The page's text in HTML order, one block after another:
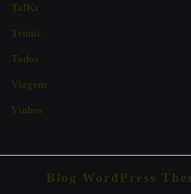
TalKs
Tennis
Todos
Viagens
Vinhos
Blog WordPress